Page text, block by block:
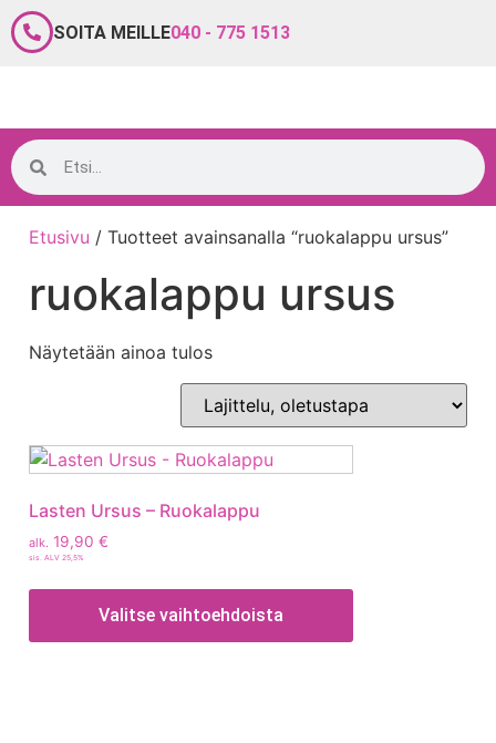
SOITA MEILLE040 - 775 1513
Etusivu / Tuotteet avainsanalla “ruokalappu ursus”
ruokalappu ursus
Näytetään ainoa tulos
Lasten Ursus – Ruokalappu
alk. 19,90 €
sis. ALV 25,5%
Valitse vaihtoehdoista